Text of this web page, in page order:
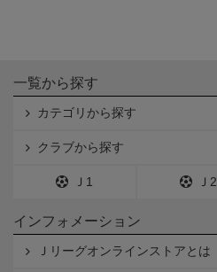
一覧から探す
カテゴリから探す
クラブから探す
Ｊ1 Ｊ2
インフォメーション
Ｊリーグオンラインストアとは